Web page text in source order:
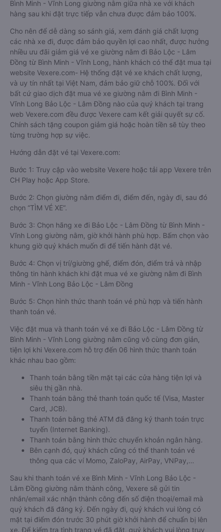
Bình Minh - Vĩnh Long giường nằm giữa nhà xe với khách
hàng sau khi đặt trực tiếp vẫn chưa được đảm bảo 100%.
Cho nên để dễ dàng so sánh giá, xem đánh giá chất lượng
các nhà xe đi, được đảm bảo quyền lợi cao nhất, được hưởng
nhiều ưu đãi giảm giá vé xe giường nằm đi Bảo Lộc - Lâm
Đồng từ Bình Minh - Vĩnh Long, hành khách có thể đặt mua tại
website Vexere.com- Hệ thống đặt vé xe khách chất lượng,
và uy tín nhất tại Việt Nam, đảm bảo giữ chỗ 100%. Đối với
bất cứ giao dịch đặt mua vé xe giường nằm đi Bình Minh -
Vĩnh Long Bảo Lộc - Lâm Đồng nào của quý khách tại trang
web Vexere.com đều được Vexere cam kết giải quyết sự cố.
Chính sách tặng coupon giảm giá hoặc hoàn tiền sẽ tùy theo
từng trường hợp sự việc.
Hướng dẫn đặt vé tại Vexere.com:
Bước 1: Truy cập vào website Vexere hoặc tải app Vexere trên
CH Play hoặc App Store.
Bước 2: Chọn giường nằm điểm đi, điểm đến, ngày đi, sau đó
chọn “TÌM VÉ XE”.
Bước 3: Chọn hãng xe đi Bảo Lộc - Lâm Đồng từ Bình Minh -
Vĩnh Long giường nằm, giờ khởi hành phù hợp. Bấm chọn vào
khung giờ quý khách muốn đi để tiến hành đặt vé.
Bước 4: Chọn vị trí/giường ghế, điểm đón, điểm trả và nhập
thông tin hành khách khi đặt mua vé xe giường nằm đi Bình
Minh - Vĩnh Long Bảo Lộc - Lâm Đồng
Bước 5: Chọn hình thức thanh toán vé phù hợp và tiến hành
thanh toán vé.
Việc đặt mua và thanh toán vé xe đi Bảo Lộc - Lâm Đồng từ
Bình Minh - Vĩnh Long giường nằm cũng vô cùng đơn giản,
tiện lợi khi Vexere.com hỗ trợ đến 06 hình thức thanh toán
khác nhau bao gồm:
Thanh toán bằng tiền mặt tại các cửa hàng tiện lợi và
siêu thị gần nhà.
Thanh toán bằng thẻ thanh toán quốc tế (Visa, Master
Card, JCB).
Thanh toán bằng thẻ ATM đã đăng ký thanh toán trực
tuyến (Internet Banking).
Thanh toán bằng hình thức chuyển khoản ngân hàng.
Bên cạnh đó, quý khách cũng có thể thanh toán vé
thông qua các ví Momo, ZaloPay, AirPay, VNPay,…
Sau khi thanh toán vé xe Bình Minh - Vĩnh Long Bảo Lộc -
Lâm Đồng giường nằm thành công, Vexere sẽ gửi tin
nhắn/email xác nhận thành công đến số điện thoại/email mà
quý khách đã đăng ký. Đến ngày đi, quý khách vui lòng có
mặt tại điểm đón trước 30 phút giờ khởi hành để chuẩn bị lên
xe. Để kiểm tra tình trạng vé đã đặt, quý khách vui lòng truy